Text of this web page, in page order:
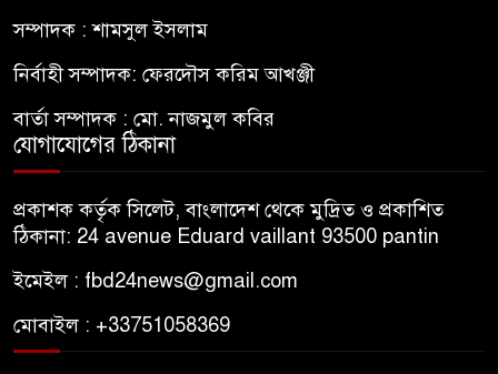
সম্পাদক : শামসুল ইসলাম
নির্বাহী সম্পাদক: ফেরদৌস করিম আখঞ্জী
বার্তা সম্পাদক : মো. নাজমুল কবির
যোগাযোগের ঠিকানা
প্রকাশক কর্তৃক সিলেট, বাংলাদেশ থেকে মুদ্রিত ও প্রকাশিত
ঠিকানা: 24 avenue Eduard vaillant 93500 pantin
ইমেইল : fbd24news@gmail.com
মোবাইল : +33751058369